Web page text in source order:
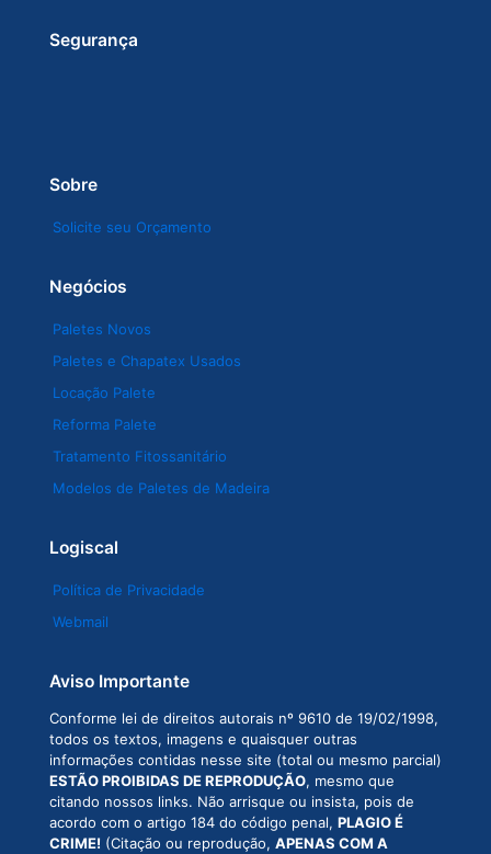
Segurança
Sobre
Solicite seu Orçamento
Negócios
Paletes Novos
Paletes e Chapatex Usados
Locação Palete
Reforma Palete
Tratamento Fitossanitário
Modelos de Paletes de Madeira
Logiscal
Política de Privacidade
Webmail
Aviso Importante
Conforme lei de direitos autorais nº 9610 de 19/02/1998,
todos os textos, imagens e quaisquer outras
informações contidas nesse site (total ou mesmo parcial)
ESTÃO PROIBIDAS DE REPRODUÇÃO, mesmo que
citando nossos links. Não arrisque ou insista, pois de
acordo com o artigo 184 do código penal, PLAGIO É
CRIME! (Citação ou reprodução, APENAS COM A